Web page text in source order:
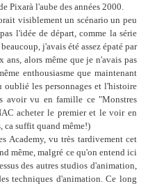
Pixarà l'aube des années 2000.
visiblement un scénario un peu
l'idée de départ, comme la série
j'avais été assez épaté par
alors même que je n'avais pas
enthousiasme que maintenant
oublié les personnages et l'histoire
avoir vu en famille ce "Monstres
acheter le premier et le voir en
ca suffit quand même!)
Academy, vu très tardivement cet
même, malgré ce qu'on entend ici
des autres studios d'animation,
techniques d'animation. Ce long